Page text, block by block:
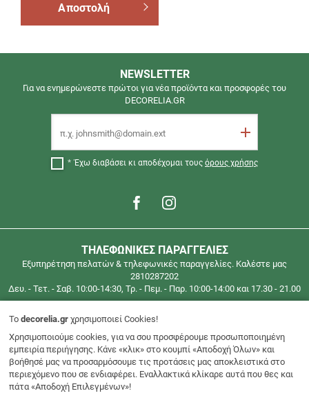
Αποστολή
ΜΕΤΑΦΟΡΙΚΑ
ΠΑΡΑΓΓΕΛΙΕΣ
ΕΛΛΑΔΑ
Τηλεφωνικές
2810287202
NEWSLETTER
Για να ενημερώνεστε πρώτοι για νέα προϊόντα και προσφορές του
DECORELIA.GR
Έχω διαβάσει κι αποδέχομαι τους όρους χρήσης
ΤΗΛΕΦΩΝΙΚΕΣ ΠΑΡΑΓΓΕΛΙΕΣ
Εξυπηρέτηση πελατών & τηλεφωνικές παραγγελίες. Καλέστε μας
2810287202
Δευ. - Τετ. - Σαβ. 10:00-14:30, Τρ. - Πεμ. - Παρ. 10:00-14:00 και 17.30 - 21.00
Περιοχή μελών
Εξυπηρέτηση Πελατών
Φίλοι μας
To decorelia.gr χρησιμοποιεί Cookies!
Χρησιμοποιούμε cookies, για να σου προσφέρουμε προσωποποιημένη
εμπειρία περιήγησης. Κάνε «κλικ» στο κουμπί «Αποδοχή Όλων» και
βοήθησέ μας να προσαρμόσουμε τις προτάσεις μας αποκλειστικά στο
περιεχόμενο που σε ενδιαφέρει. Εναλλακτικά κλίκαρε αυτά που θες και
πάτα «Αποδοχή Επιλεγμένων»!